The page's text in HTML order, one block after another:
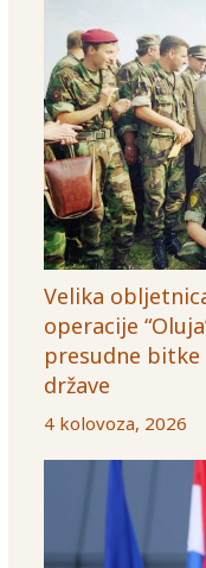
Velika
operacije
presudne
države
4 kolovoza, 2026